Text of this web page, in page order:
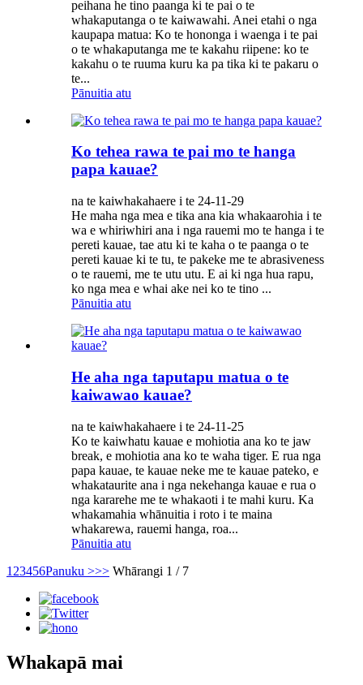
peihana he tino paanga ki te pai o te
whakaputanga o te kaiwawahi. Anei etahi o nga
kaupapa matua: Ko te hononga i waenga i te pai
o te whakaputanga me te kakahu riipene: ko te
kakahu o te ruuma kuru ka pa tika ki te pakaru o
te...
Pānuitia atu
Ko tehea rawa te pai mo te hanga
papa kauae?
na te kaiwhakahaere i te 24-11-29
He maha nga mea e tika ana kia whakaarohia i te
wa e whiriwhiri ana i nga rauemi mo te hanga i te
pereti kauae, tae atu ki te kaha o te paanga o te
pereti kauae ki te tu, te pakeke me te abrasiveness
o te rauemi, me te utu utu. E ai ki nga hua rapu,
ko nga mea e whai ake nei ko te tino ...
Pānuitia atu
He aha nga taputapu matua o te
kaiwawao kauae?
na te kaiwhakahaere i te 24-11-25
Ko te kaiwhatu kauae e mohiotia ana ko te jaw
break, e mohiotia ana ko te waha tiger. E rua nga
papa kauae, te kauae neke me te kauae pateko, e
whakataurite ana i nga nekehanga kauae e rua o
nga kararehe me te whakaoti i te mahi kuru. Ka
whakamahia whānuitia i roto i te maina
whakarewa, rauemi hanga, roa...
Pānuitia atu
1 23456Panuku >>> Whārangi 1 / 7
Whakapā mai